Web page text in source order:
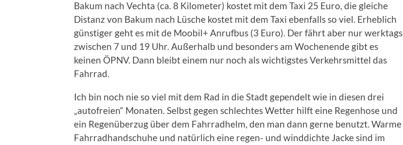
Bakum nach Vechta (ca. 8 Kilometer) kostet mit dem Taxi 25 Euro, die gleiche
Distanz von Bakum nach Lüsche kostet mit dem Taxi ebenfalls so viel. Erheblich
günstiger geht es mit de Moobil+ Anrufbus (3 Euro). Der fährt aber nur werktags
zwischen 7 und 19 Uhr. Außerhalb und besonders am Wochenende gibt es
keinen ÖPNV. Dann bleibt einem nur noch als wichtigstes Verkehrsmittel das
Fahrrad.
Ich bin noch nie so viel mit dem Rad in die Stadt gependelt wie in diesen drei
„autofreien“ Monaten. Selbst gegen schlechtes Wetter hilft eine Regenhose und
ein Regenüberzug über dem Fahrradhelm, den man dann gerne benutzt. Warme
Fahrradhandschuhe und natürlich eine regen- und winddichte Jacke sind im